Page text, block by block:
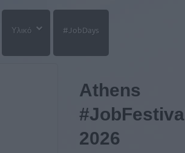
Υλικό #JobDays
Athens
#JobFestival
2026